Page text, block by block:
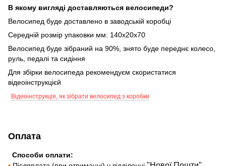
В якому вигляді доставляються велосипеди?
Велосипед буде доставлено в заводській коробці
Середній розмір упаковки мм: 140х20х70
Велосипед буде зібраний на 90%, знято буде переднє колесо,
руль, педалі та сидіння
Для збірки велосипеда рекомендуєм скористатися
відеоінструкцієй
Відеоінструкція, як зібрати велосипед з коробки
Оплата
Способи оплати: